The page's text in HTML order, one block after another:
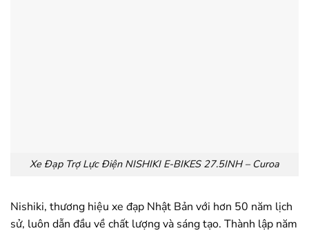
Xe Đạp Trợ Lực Điện NISHIKI E-BIKES 27.5INH – Curoa
Nishiki, thương hiệu xe đạp Nhật Bản với hơn 50 năm lịch
sử, luôn dẫn đầu về chất lượng và sáng tạo. Thành lập năm